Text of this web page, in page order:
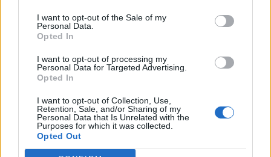
I want to opt-out of the Sale of my
Personal Data.
Opted In
I want to opt-out of processing my
Personal Data for Targeted Advertising.
Opted In
I want to opt-out of Collection, Use,
Retention, Sale, and/or Sharing of my
Personal Data that Is Unrelated with the
Purposes for which it was collected.
Opted Out
szóljon hozzá!
Ezek is érdekelhetik